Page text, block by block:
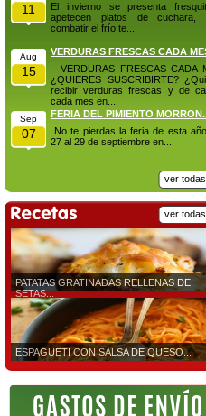
11
El invierno se presenta
apetecen platos de cuchara,
combatir el frío te...
Aug
15
VERDURAS FRESCAS CADA
VERDURAS FRESCAS CADA
¿QUIERES SUSCRIBIRTE?
recibir verduras frescas y de
cada mes en...
Sep
07
FERIA DEL PIMIENTO
No te pierdas la feria de esta
27 al 29 de septiembre en...
ver todas
ver todas
PATATAS GRATINADAS RELLENAS DE
SETAS...
ESPAGUETI CON SALSA DE QUESO...